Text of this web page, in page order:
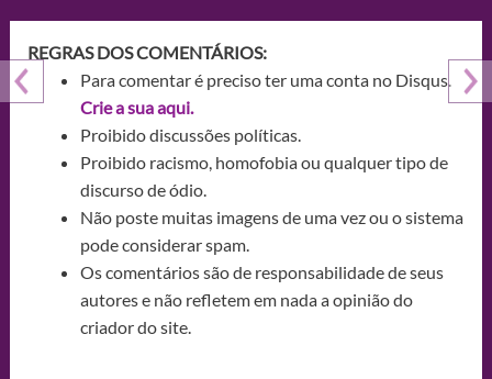
REGRAS DOS COMENTÁRIOS:
Para comentar é preciso ter uma conta no Disqus.
Crie a sua aqui.
Proibido discussões políticas.
Proibido racismo, homofobia ou qualquer tipo de
discurso de ódio.
Não poste muitas imagens de uma vez ou o sistema
pode considerar spam.
Os comentários são de responsabilidade de seus
autores e não refletem em nada a opinião do
criador do site.